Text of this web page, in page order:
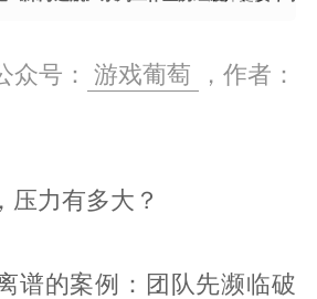
众号： 游戏葡萄
，作者：
压力有多大？
谱的案例：团队先濒临破